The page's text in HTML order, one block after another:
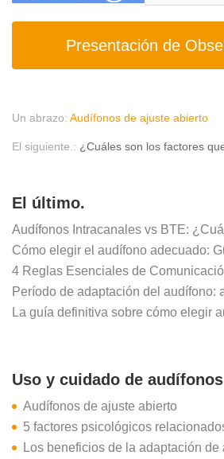
Presentación de
Un abrazo: Audífonos de ajuste abierto
El siguiente.: ¿Cuáles son los factores que afectan la eficacia de
El último.
Uso y cuidado de audífonos
Audífonos de ajuste abierto
5 factores psicológicos
Los beneficios de la adaptación